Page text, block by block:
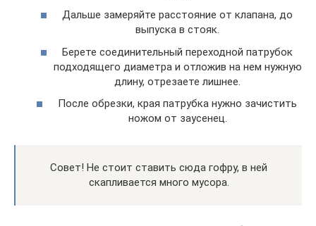
Дальше замеряйте расстояние от клапана, до
выпуска в стояк.
Берете соединительный переходной патрубок
подходящего диаметра и отложив на нем нужную
длину, отрезаете лишнее.
После обрезки, края патрубка нужно зачистить
ножом от заусенец.
Совет! Не стоит ставить сюда гофру, в ней
скапливается много мусора.